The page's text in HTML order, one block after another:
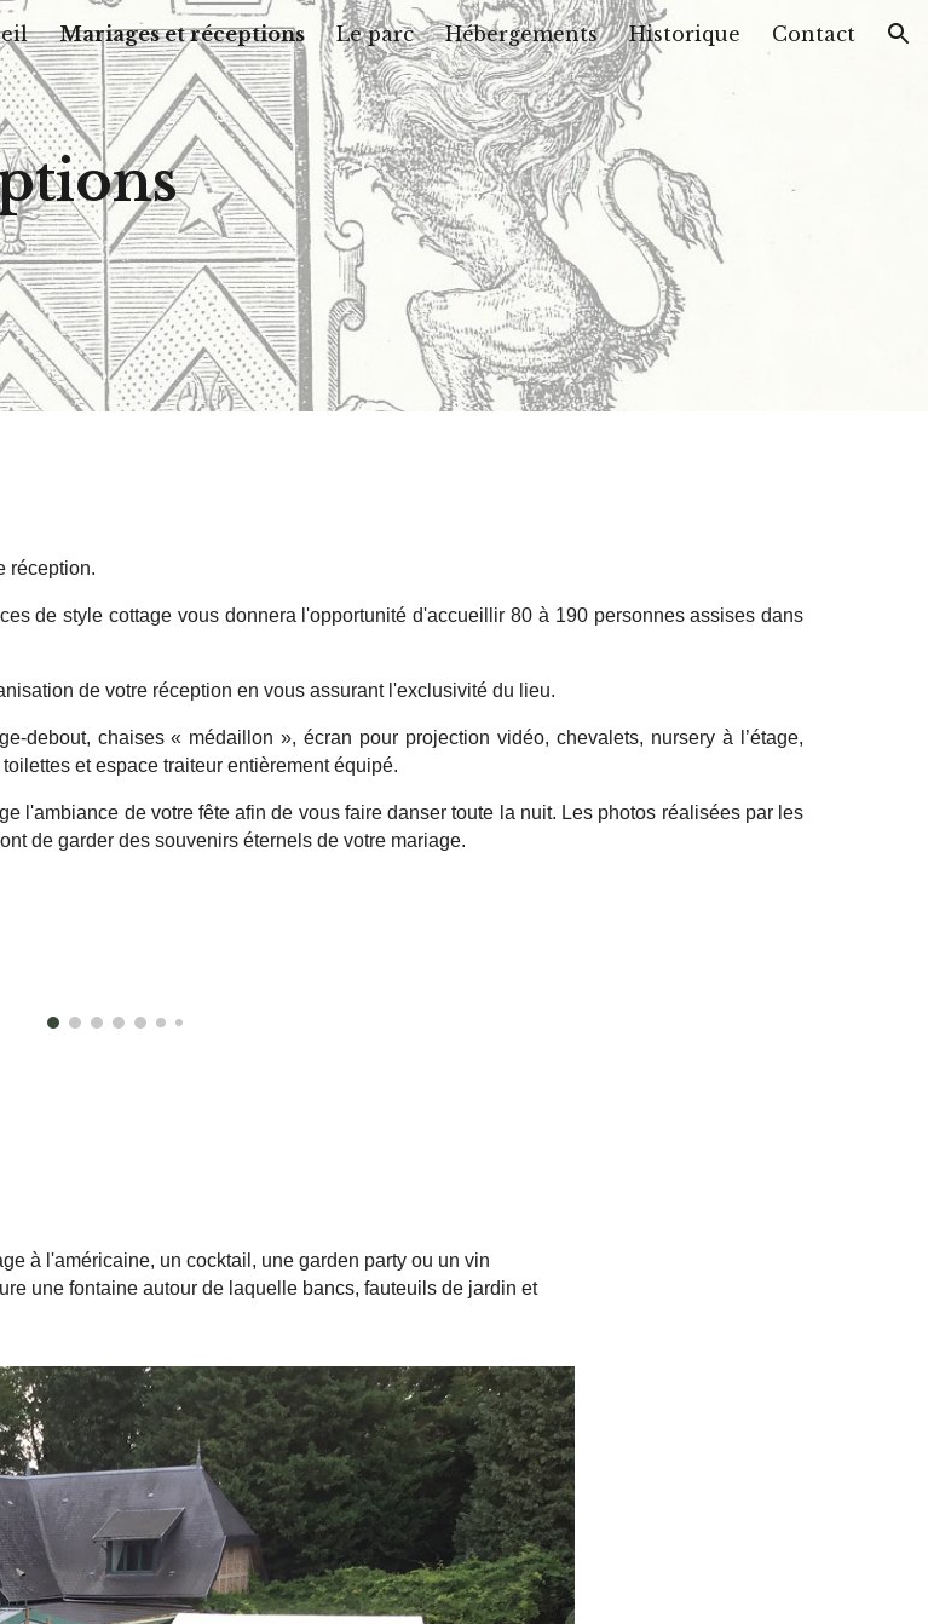
Skip to navigation
Mariages et réceptions Le parc Hébergements Historique Contact
réception.
de style cottage vous donnera l'opportunité d'accueillir 80 à 190 personnes assises dans
de votre réception en vous assurant l'exclusivité du lieu.
debout, chaises « médaillon », écran pour projection vidéo, chevalets, nursery à l’étage,
et espace traiteur entièrement équipé.
l'ambiance de votre fête afin de vous faire danser toute la nuit. Les photos réalisées par les
de garder des souvenirs éternels de votre mariage.
à l'américaine, un cocktail, une garden party ou un vin
une fontaine autour de laquelle bancs, fauteuils de jardin et